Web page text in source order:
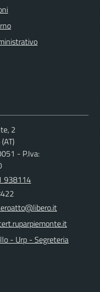
2
- P.Iva:
938114
- Urp - Segreteria